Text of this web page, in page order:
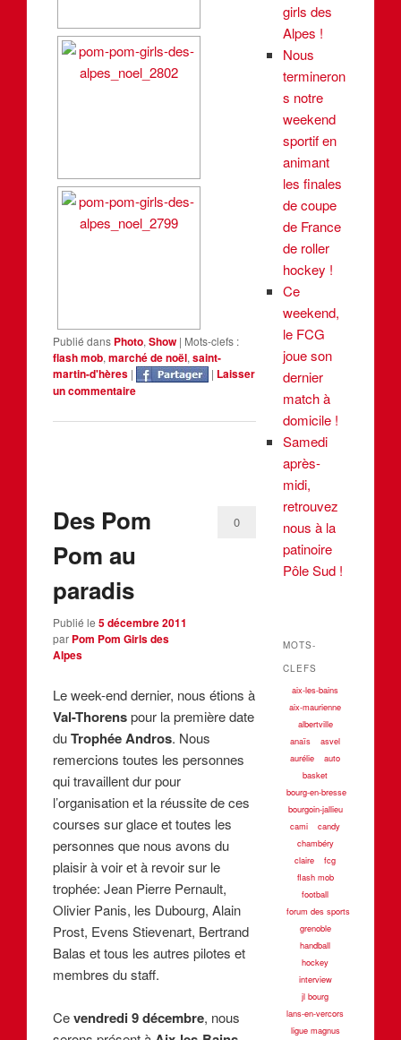
Publié dans Photo,Show | Mots-clefs :
flash mob,marché de noël,saint-
martin-d'hères | | Laisser
un commentaire
Des Pom
Pom au
paradis
Publié le 5 décembre 2011
par Pom Pom Girls des
Alpes
0
Le week-end dernier, nous étions à
Val-Thorenspour la première date
duTrophée Andros. Nous
remercions toutes les personnes
qui travaillent dur pour
l’organisation et la réussite de ces
courses sur glace et toutes les
personnes que nous avons du
plaisir à voir et à revoir sur le
trophée: Jean Pierre Pernault,
Olivier Panis, les Dubourg, Alain
Prost, Evens Stievenart, Bertrand
Balas et tous les autres pilotes et
membres du staff.
Cevendredi 9 décembre, nous
girls des
Alpes !
Nous
termineron
s notre
weekend
sportif en
animant
les finales
de coupe
de France
de roller
hockey !
Ce
weekend,
le FCG
joue son
dernier
match à
domicile !
Samedi
après-
midi,
retrouvez
nous à la
patinoire
Pôle Sud !
MOTS-
CLEFS
aix-les-bains
aix-maurienne
albertville
anaïs
asvel
aurélie
auto
basket
bourg-en-bresse
bourgoin-jallieu
cami
candy
chambéry
claire
fcg
flash mob
football
forum des sports
grenoble
handball
hockey
interview
jl bourg
lans-en-vercors
ligue magnus